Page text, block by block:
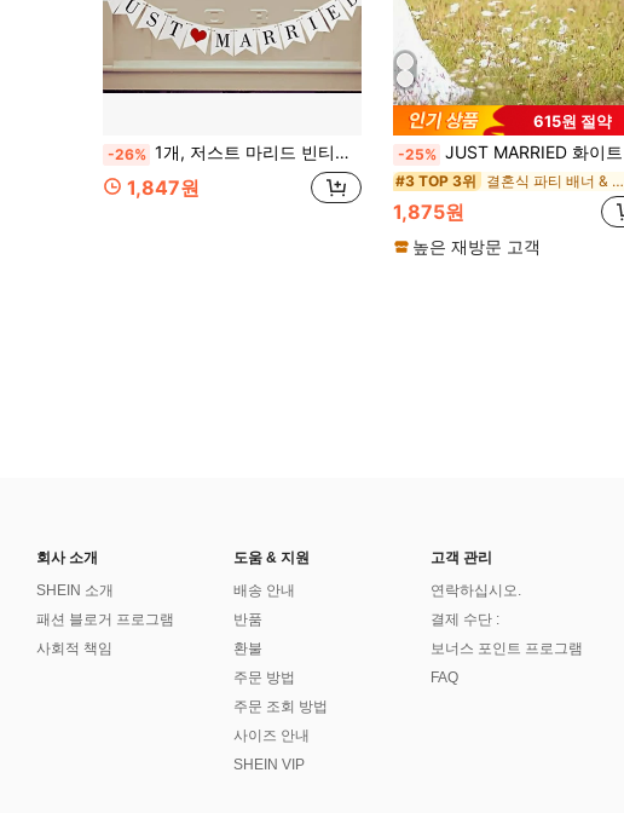
-26% 1개, 저스트 마리드 빈티지 배너 - 웨딩, 신부 샤워, 가정 장식에 적합 - 사진 부스와 파티 장식을 위한 축제적이고 우아한 가랜드 발렌타인 데이
1,847원
615원 절약
-25% JUST MARRIED 화이트 웨딩 파티 웨딩룸 장식 빈티지 크리에이티브 번팅 배너, 레트로 결혼 배너, 포토부스 배경 소품 사인 가랜드 배너, 커플 성인용, 실내외 장면 장식 홈 룸 벽 장식
#3 TOP 3위 결혼식 파티 배너 & 페넌트
1,875원
높은 재방문 고객
회사 소개
SHEIN 소개
패션 블로거 프로그램
사회적 책임
도움 & 지원
배송 안내
반품
환불
주문 방법
주문 조회 방법
사이즈 안내
SHEIN VIP
고객 관리
연락하십시오.
결제 수단 :
보너스 포인트 프로그램
FAQ